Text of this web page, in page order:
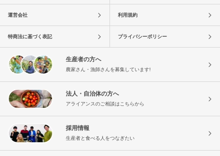
運営会社 利用規約
特商法に基づく表記 プライバシーポリシー
生産者の方へ
農家さん・漁師さんを募集しています!
法人・自治体の方へ
アライアンスのご相談はこちらから
採用情報
生産者と食べる人をつなぎたい